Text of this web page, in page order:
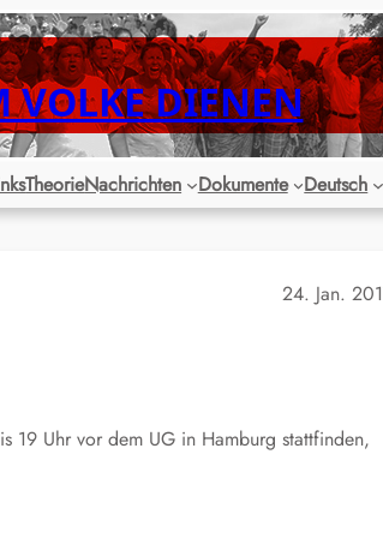
VOLKE DIENEN
TheorieNachrichten Dokumente Deutsch
24. Jan.
19 Uhr vor dem UG in Hamburg stattfinden,